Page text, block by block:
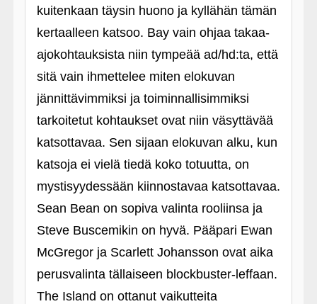
kuitenkaan täysin huono ja kyllähän tämän
kertaalleen katsoo. Bay vain ohjaa takaa-
ajokohtauksista niin tympeää ad/hd:ta, että
sitä vain ihmettelee miten elokuvan
jännittävimmiksi ja toiminnallisimmiksi
tarkoitetut kohtaukset ovat niin väsyttävää
katsottavaa. Sen sijaan elokuvan alku, kun
katsoja ei vielä tiedä koko totuutta, on
mystisyydessään kiinnostavaa katsottavaa.
Sean Bean on sopiva valinta rooliinsa ja
Steve Buscemikin on hyvä. Pääpari Ewan
McGregor ja Scarlett Johansson ovat aika
perusvalinta tällaiseen blockbuster-leffaan.
The Island on ottanut vaikutteita